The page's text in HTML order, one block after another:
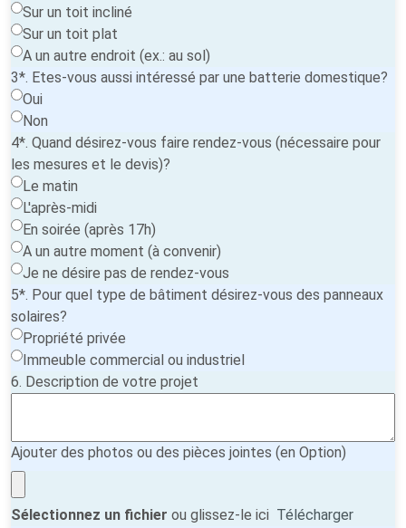
Sur un toit incliné
Sur un toit plat
A un autre endroit (ex.: au sol)
3*. Etes-vous aussi intéressé par une batterie domestique?
Oui
Non
4*. Quand désirez-vous faire rendez-vous (nécessaire pour
les mesures et le devis)?
Le matin
L'après-midi
En soirée (après 17h)
A un autre moment (à convenir)
Je ne désire pas de rendez-vous
5*. Pour quel type de bâtiment désirez-vous des panneaux
solaires?
Propriété privée
Immeuble commercial ou industriel
6. Description de votre projet
Ajouter des photos ou des pièces jointes (en Option)
Sélectionnez un fichier ou glissez-le ici Télécharger